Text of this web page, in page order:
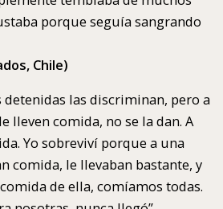
porque seguía sangrando
Chile)
detenidas las discriminan, pero a
lleven comida, no se la dan. A
Yo sobreviví porque a una
comida, le llevaban bastante, y
de ella, comíamos todas.